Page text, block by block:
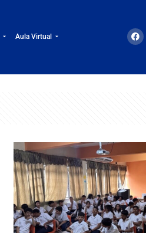
Aula Virtual